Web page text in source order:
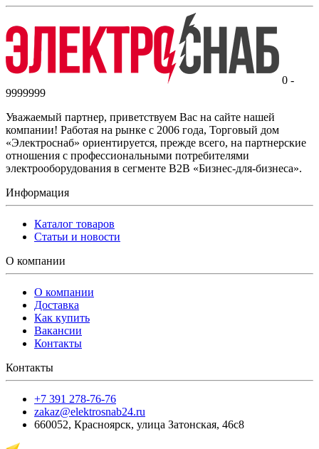
0 -
9999999
Уважаемый партнер, приветствуем Вас на сайте нашей
компании! Работая на рынке с 2006 года, Торговый дом
«Электроснаб» ориентируется, прежде всего, на партнерские
отношения с профессиональными потребителями
электрооборудования в сегменте B2B «Бизнес-для-бизнеса».
Информация
Каталог товаров
Статьи и новости
О компании
О компании
Доставка
Как купить
Вакансии
Контакты
Контакты
+7 391 278-76-76
zakaz@elektrosnab24.ru
660052, Красноярск, улица Затонская, 46с8